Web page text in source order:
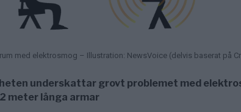
med elektrosmog – Illustration: NewsVoice (delvis baserat på
underskattar grovt problemet med
meter långa armar